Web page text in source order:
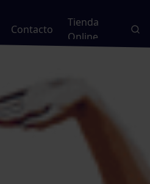
Contacto
Tienda
Online